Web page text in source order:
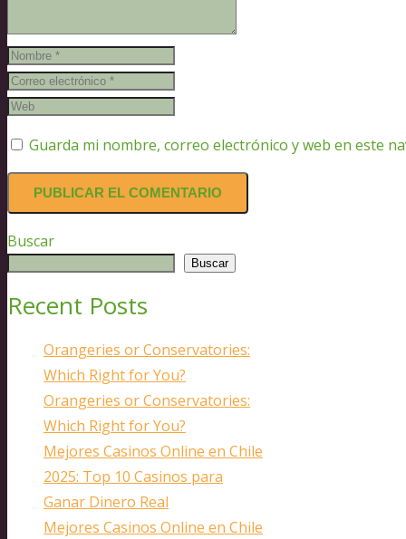
Guarda mi nombre, correo electrónico y web en este
Buscar
Buscar
Recent Posts
Orangeries or Conservatories:
Which Right for You?
Orangeries or Conservatories:
Which Right for You?
Mejores Casinos Online en Chile
2025: Top 10 Casinos para
Ganar Dinero Real
Mejores Casinos Online en Chile